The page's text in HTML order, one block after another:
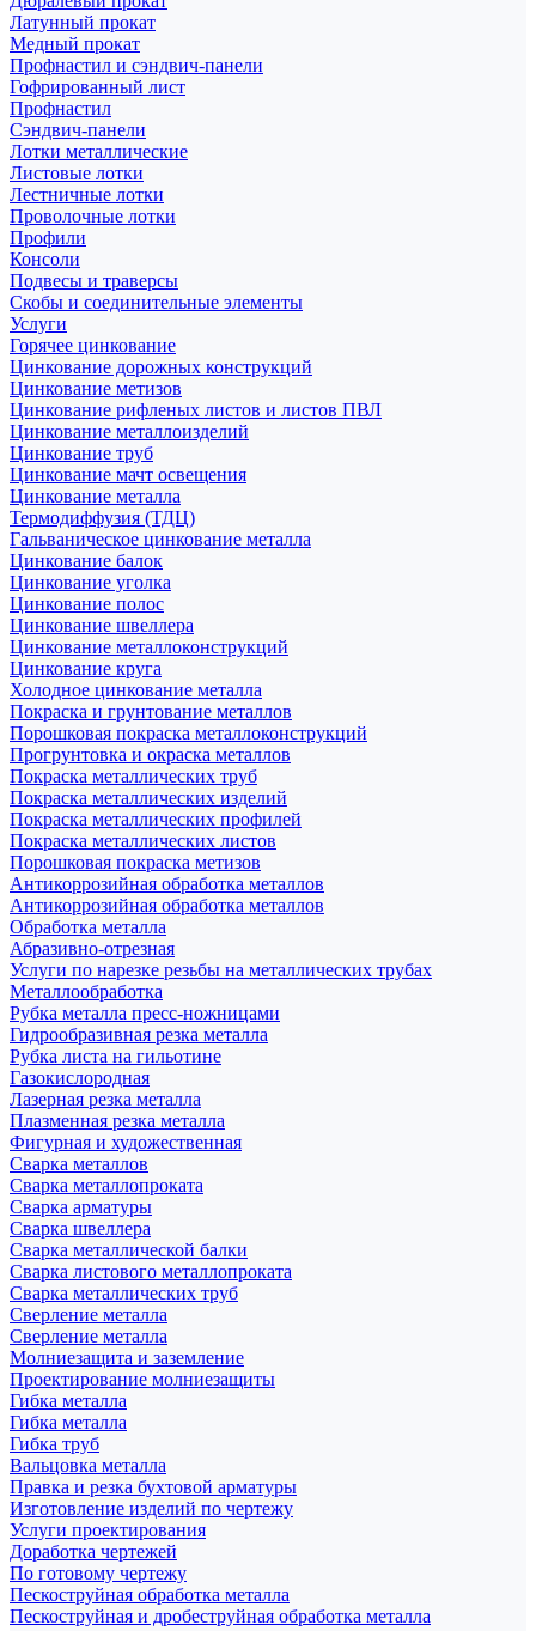
Латунный прокат
Медный прокат
Профнастил и сэндвич-панели
Гофрированный лист
Профнастил
Сэндвич-панели
Лотки металлические
Листовые лотки
Лестничные лотки
Проволочные лотки
Профили
Консоли
Подвесы и траверсы
Скобы и соединительные элементы
Услуги
Горячее цинкование
Цинкование дорожных конструкций
Цинкование метизов
Цинкование рифленых листов и листов ПВЛ
Цинкование металлоизделий
Цинкование труб
Цинкование мачт освещения
Цинкование металла
Термодиффузия (ТДЦ)
Гальваническое цинкование металла
Цинкование балок
Цинкование уголка
Цинкование полос
Цинкование швеллера
Цинкование металлоконструкций
Цинкование круга
Холодное цинкование металла
Покраска и грунтование металлов
Порошковая покраска металлоконструкций
Прогрунтовка и окраска металлов
Покраска металлических труб
Покраска металлических изделий
Покраска металлических профилей
Покраска металлических листов
Порошковая покраска метизов
Антикоррозийная обработка металлов
Антикоррозийная обработка металлов
Обработка металла
Абразивно-отрезная
Услуги по нарезке резьбы на металлических трубах
Металлообработка
Рубка металла пресс-ножницами
Гидрообразивная резка металла
Рубка листа на гильотине
Газокислородная
Лазерная резка металла
Плазменная резка металла
Фигурная и художественная
Сварка металлов
Сварка металлопроката
Сварка арматуры
Сварка швеллера
Сварка металлической балки
Сварка листового металлопроката
Сварка металлических труб
Сверление металла
Сверление металла
Молниезащита и заземление
Проектирование молниезащиты
Гибка металла
Гибка металла
Гибка труб
Вальцовка металла
Правка и резка бухтовой арматуры
Изготовление изделий по чертежу
Услуги проектирования
Доработка чертежей
По готовому чертежу
Пескоструйная обработка металла
Пескоструйная и дробеструйная обработка металла